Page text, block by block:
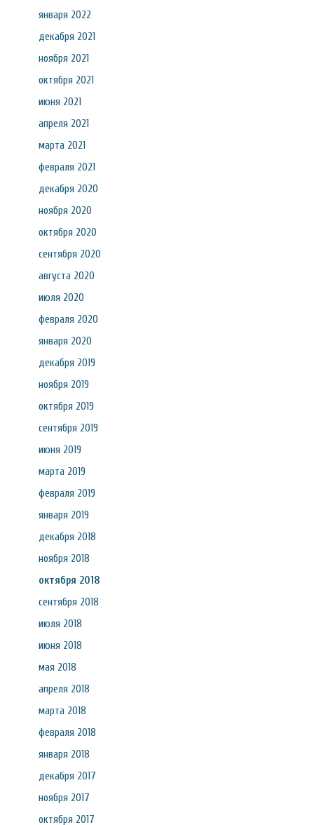
января 2022
декабря 2021
ноября 2021
октября 2021
июня 2021
апреля 2021
марта 2021
февраля 2021
декабря 2020
ноября 2020
октября 2020
сентября 2020
августа 2020
июля 2020
февраля 2020
января 2020
декабря 2019
ноября 2019
октября 2019
сентября 2019
июня 2019
марта 2019
февраля 2019
января 2019
декабря 2018
ноября 2018
октября 2018
сентября 2018
июля 2018
июня 2018
мая 2018
апреля 2018
марта 2018
февраля 2018
января 2018
декабря 2017
ноября 2017
октября 2017